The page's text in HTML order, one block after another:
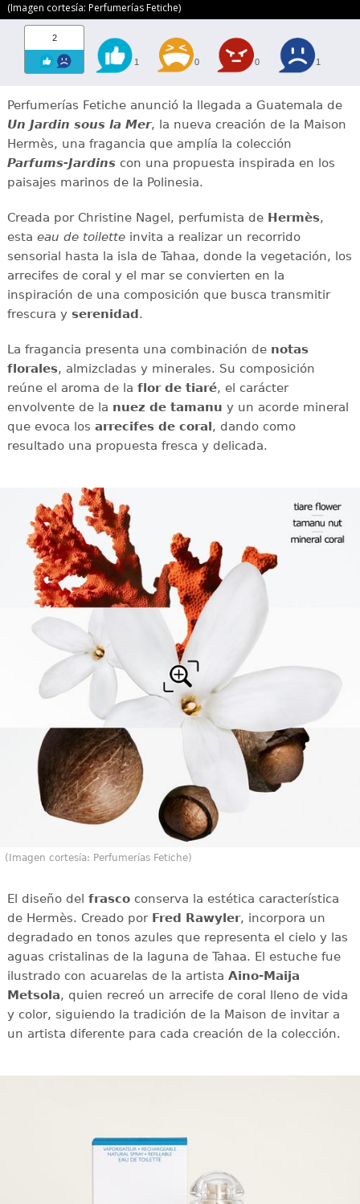
(Imagen cortesía: Perfumerías Fetiche)
2
1 0 0 1
Perfumerías Fetiche anunció la llegada a Guatemala de
Un Jardin sous la Mer, la nueva creación de la Maison
Hermès, una fragancia que amplía la colección
Parfums-Jardinscon una propuesta inspirada en los
paisajes marinos de la Polinesia.
Creada por Christine Nagel, perfumista de Hermès,
esta eau de toiletteinvita a realizar un recorrido
sensorial hasta la isla de Tahaa, donde la vegetación, los
arrecifes de coral y el mar se convierten en la
inspiración de una composición que busca transmitir
frescura y serenidad.
La fragancia presenta una combinación de notas
florales, almizcladas y minerales. Su composición
reúne el aroma de la flor de tiaré, el carácter
envolvente de la nuez de tamanu y un acorde mineral
que evoca los arrecifes de coral, dando como
resultado una propuesta fresca y delicada.
(Imagen cortesía: Perfumerías Fetiche)
El diseño del frascoconserva la estética característica
de Hermès. Creado por Fred Rawyler, incorpora un
degradado en tonos azules que representa el cielo y las
aguas cristalinas de la laguna de Tahaa. El estuche fue
ilustrado con acuarelas de la artista Aino-Maija
Metsola, quien recreó un arrecife de coral lleno de vida
y color, siguiendo la tradición de la Maison de invitar a
un artista diferente para cada creación de la colección.